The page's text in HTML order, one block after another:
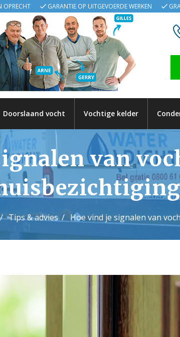
OPRECHT GARANTIE OP UITGEVOERDE WERKEN
Doorslaand vocht Vochtige kelder
van
Tips & advies Hoe vind je signalen van